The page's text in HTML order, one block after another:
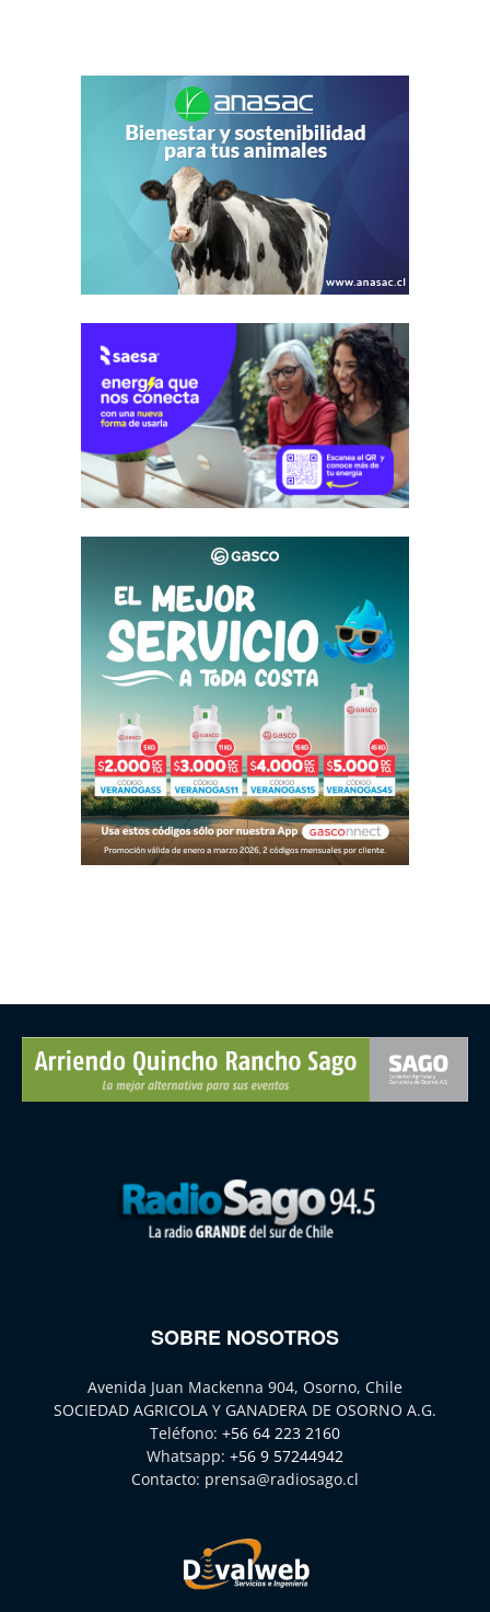
SOBRE NOSOTROS
Avenida Juan Mackenna 904, Osorno, Chile
SOCIEDAD AGRICOLA Y GANADERA DE OSORNO A.G.
Teléfono: +56 64 223 2160
Whatsapp: +56 9 57244942
Contacto: prensa@radiosago.cl